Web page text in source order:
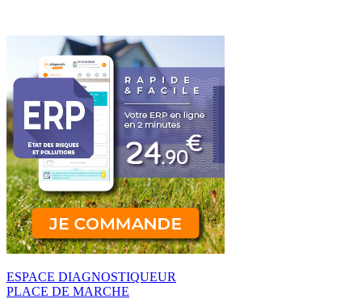
ESPACE DIAGNOSTIQUEUR
PLACE DE MARCHE